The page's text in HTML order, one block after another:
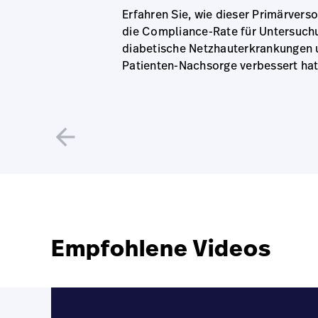
arrow_back
Erfahren Sie, wie dieser
die Compliance-Rate für
diabetische Netzhauterkrankungen
Patienten-Nachsorge verbessert
Empfohlene Videos